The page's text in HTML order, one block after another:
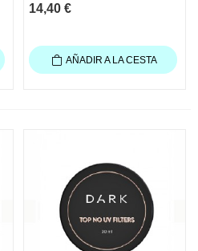
14,40 €
AÑADIR A LA CESTA